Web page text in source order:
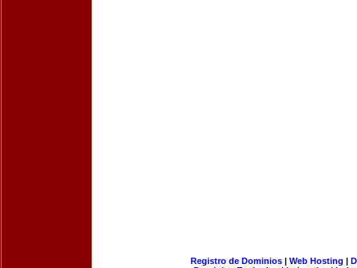
Registro de Dominios| Web Hosting |